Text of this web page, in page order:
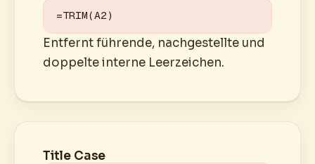
=TRIM(A2)
Entfernt führende, nachgestellte und
doppelte interne Leerzeichen.
Title Case